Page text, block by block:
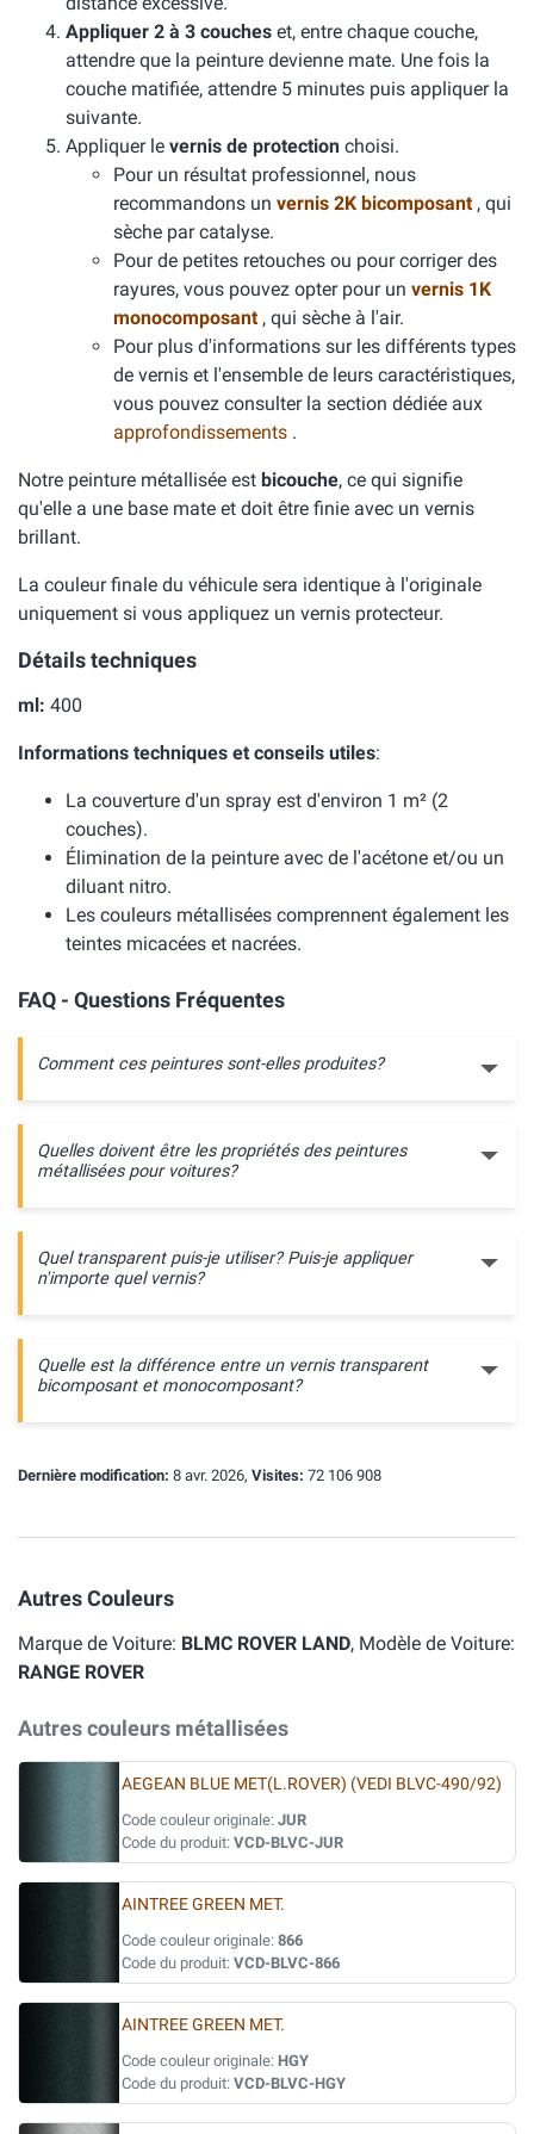
Appliquer 2 à 3 couches et, entre chaque couche,
attendre que la peinture devienne mate. Une fois la
couche matifiée, attendre 5 minutes puis appliquer la
suivante.
Appliquer le vernis de protection choisi.
Pour un résultat professionnel, nous
recommandons un vernis 2K bicomposant , qui
sèche par catalyse.
Pour de petites retouches ou pour corriger des
rayures, vous pouvez opter pour un vernis 1K
monocomposant , qui sèche à l'air.
Pour plus d'informations sur les différents types
de vernis et l'ensemble de leurs caractéristiques,
vous pouvez consulter la section dédiée aux
approfondissements .
Notre peinture métallisée est bicouche, ce qui signifie
qu'elle a une base mate et doit être finie avec un vernis
brillant.
La couleur finale du véhicule sera identique à l'originale
uniquement si vous appliquez un vernis protecteur.
Détails techniques
ml: 400
Informations techniques et conseils utiles:
La couverture d'un spray est d'environ 1 m² (2
couches).
Élimination de la peinture avec de l'acétone et/ou un
diluant nitro.
Les couleurs métallisées comprennent également les
teintes micacées et nacrées.
FAQ - Questions Fréquentes
Comment ces peintures sont-elles produites?
Quelles doivent être les propriétés des peintures
métallisées pour voitures?
Quel transparent puis-je utiliser? Puis-je appliquer
n'importe quel vernis?
Quelle est la différence entre un vernis transparent
bicomposant et monocomposant?
Dernière modification: 8 avr. 2026, Visites: 72 106 908
Autres Couleurs
Marque de Voiture: BLMC ROVER LAND, Modèle de Voiture:
RANGE ROVER
Autres couleurs métallisées
AEGEAN BLUE MET(L.ROVER) (VEDI BLVC-490/92)
Code couleur originale: JUR
Code du produit: VCD-BLVC-JUR
AINTREE GREEN MET.
Code couleur originale: 866
Code du produit: VCD-BLVC-866
AINTREE GREEN MET.
Code couleur originale: HGY
Code du produit: VCD-BLVC-HGY